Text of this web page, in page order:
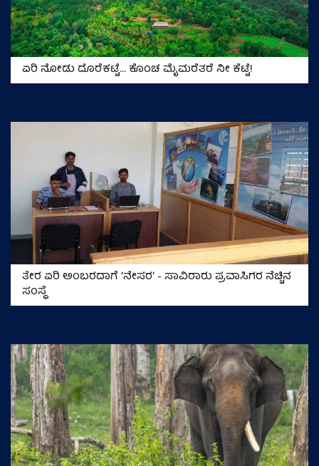
ಏರಿ ನೋಡು ದೊರೆಕಟ್ಟೆ... ಕೊಂಚ ಮೈಮರೆತರೆ ನೀ ಕೆಟ್ಟೆ!
ತೇರ ಏರಿ ಅಂಬರದಾಗೆ ʼನೇಸರʼ - ಸಾವಿರಾರು ಪ್ರವಾಸಿಗರ ನೆಚ್ಚಿನ
ಸಂಸ್ಥೆ